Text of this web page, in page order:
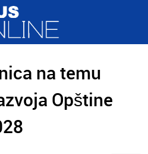
na temu
Opštine